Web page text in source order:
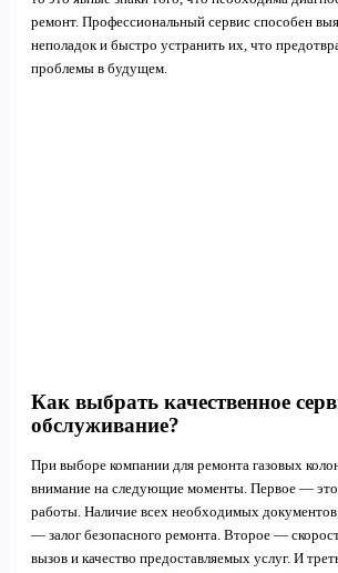
ремонт. Профессиональный сервис способен
неполадок и быстро устранить их, что
проблемы в будущем.
Как выбрать качественное
обслуживание?
При выборе компании для ремонта газовых
внимание на следующие моменты. Первое — это
работы. Наличие всех необходимых
— залог безопасного ремонта. Второе —
вызов и качество предоставляемых услуг. И